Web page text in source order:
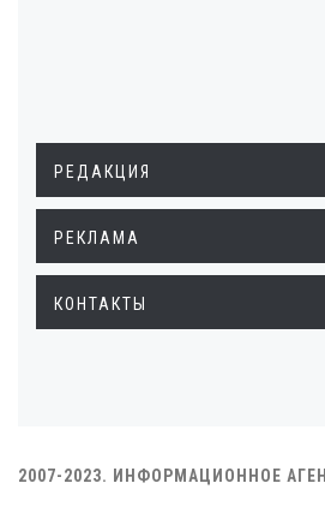
РЕДАКЦИЯ
РЕКЛАМА
КОНТАКТЫ
2007-2023. ИНФОРМАЦИОННОЕ